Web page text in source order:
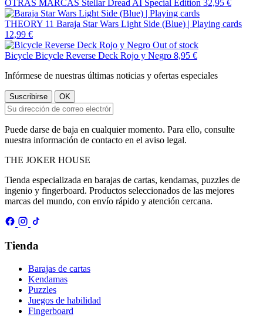
OTRAS MARCAS Stellar Dread AI Special Edition 32,95 €
THEORY 11 Baraja Star Wars Light Side (Blue) | Playing cards
12,99 €
Out of stock
Bicycle Bicycle Reverse Deck Rojo y Negro 8,95 €
Infórmese de nuestras últimas noticias y ofertas especiales
Puede darse de baja en cualquier momento. Para ello, consulte
nuestra información de contacto en el aviso legal.
THE JOKER HOUSE
Tienda especializada en barajas de cartas, kendamas, puzzles de
ingenio y fingerboard. Productos seleccionados de las mejores
marcas del mundo, con envío rápido y atención cercana.
Tienda
Barajas de cartas
Kendamas
Puzzles
Juegos de habilidad
Fingerboard